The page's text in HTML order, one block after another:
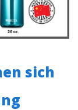
sich